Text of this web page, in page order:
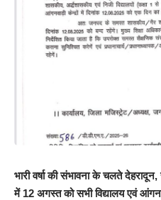
भारी वर्षा की संभावना के चलते
में 12 अगस्त को सभी विद्यालय एवं